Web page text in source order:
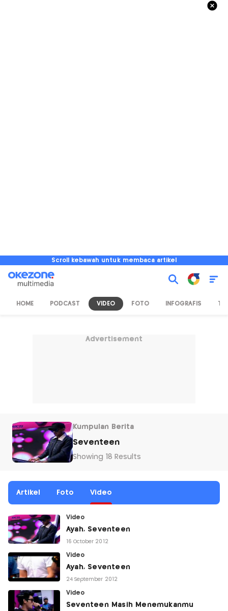
Scroll kebawah untuk membaca artikel
HOME PODCAST VIDEO FOTO INFOGRAFIS TV
Advertisement
Kumpulan Berita
Seventeen
Showing 18 Results
Artikel Foto Video
Video
Ayah, Seventeen
16 October 2012
Video
Ayah, Seventeen
24 September 2012
Video
Seventeen Masih Menemukanmu